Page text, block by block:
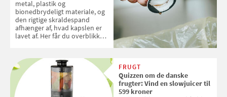
metal, plastik og
bionedbrydeligt materiale, og
den rigtige skraldespand
afhænger af, hvad kapslen er
lavet af. Her får du overblikket
FRUGT
Quizzen om de danske
frugter: Vind en slowjuicer til
599 kroner